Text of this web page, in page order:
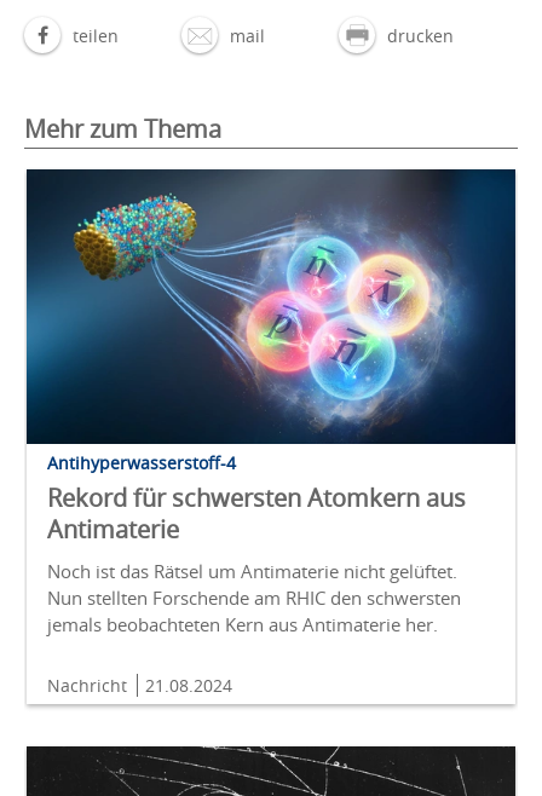
teilen mail drucken
Mehr zum Thema
Antihyperwasserstoff-4
Rekord für schwersten Atomkern aus
Antimaterie
Noch ist das Rätsel um Antimaterie nicht gelüftet.
Nun stellten Forschende am RHIC den schwersten
jemals beobachteten Kern aus Antimaterie her.
Nachricht 21.08.2024